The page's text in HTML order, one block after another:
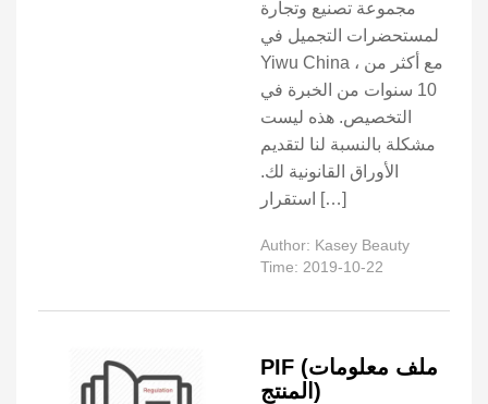
مجموعة تصنيع وتجارة
لمستحضرات التجميل في
Yiwu China ، مع أكثر من
10 سنوات من الخبرة في
التخصيص. هذه ليست
مشكلة بالنسبة لنا لتقديم
الأوراق القانونية لك.
استقرار […]
Author: Kasey Beauty
Time: 2019-10-22
PIF (ملف معلومات
المنتج)